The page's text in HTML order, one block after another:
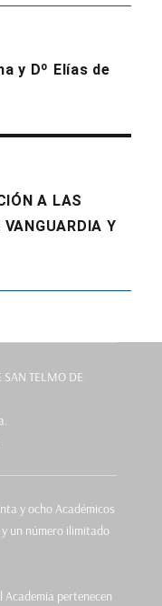
y Dº Elías de
A LAS
Y
SAN TELMO DE
y ocho Académicos
un número ilimitado
Academia pertenecen